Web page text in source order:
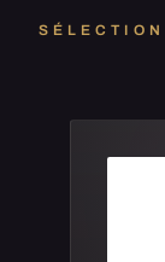
SÉLECTION